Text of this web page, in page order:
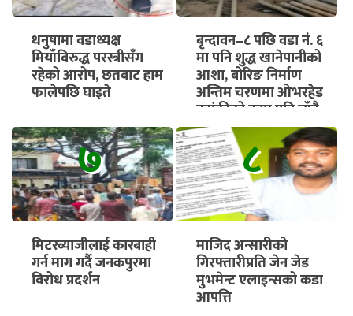
धनुषामा वडाध्यक्ष
मियाँविरुद्ध परस्त्रीसँग
रहेको आरोप, छतबाट हाम
फालेपछि घाइते
बृन्दावन–८ पछि वडा नं. ६
मा पनि शुद्ध खानेपानीको
आशा, बोरिङ निर्माण
अन्तिम चरणमा ओभरहेड
ट्यांकीको काम पनि चाँडै
सुरु हुने
७
मिटरब्याजीलाई कारबाही
गर्न माग गर्दै जनकपुरमा
विरोध प्रदर्शन
८
माजिद अन्सारीको
गिरफ्तारीप्रति जेन जेड
मुभमेन्ट एलाइन्सको कडा
आपत्ति